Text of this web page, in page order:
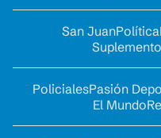
San JuanPolítica
PolicialesPasión
El Mundo